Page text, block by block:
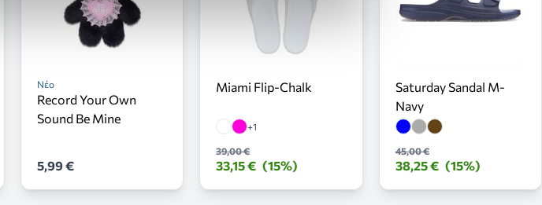
Νέο
Record Your Own
Sound Be Mine
5,99 €
Miami Flip-Chalk
+1
39,00 €
33,15 € (15%)
Saturday Sandal M-
Navy
45,00 €
38,25 € (15%)